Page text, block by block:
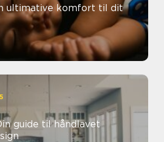
ultimative komfort til dit
guide til håndlavet